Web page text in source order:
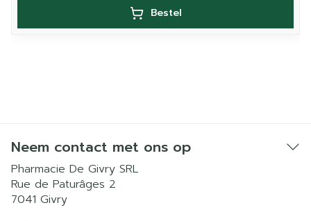
Bestel
Neem contact met ons op
Pharmacie De Givry SRL
Rue de Paturâges 2
7041 Givry